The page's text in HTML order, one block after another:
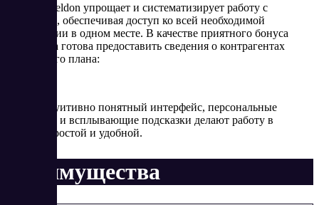
В целом Seldon упрощает и систематизирует работу с
закупками, обеспечивая доступ ко всей необходимой
информации в одном месте. В качестве приятного бонуса
платформа готова предоставить сведения о контрагентах
следующего плана:
Плюс интуитивно понятный интерфейс, персональные
настройки и всплывающие подсказки делают работу в
системе простой и удобной.
Преимущества